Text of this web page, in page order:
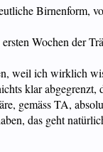
Birnenform,
Wochen der
weil ich wirklich
klar abgegrenzt,
gemäss TA,
das geht